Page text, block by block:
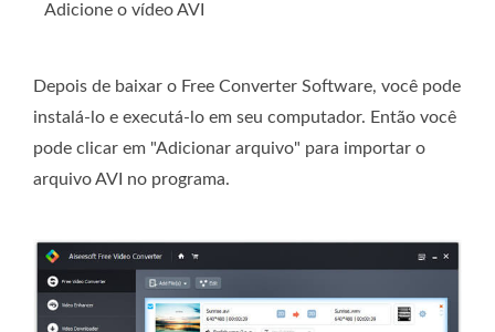
Adicione o vídeo AVI
Depois de baixar o Free Converter Software, você pode
instalá-lo e executá-lo em seu computador. Então você
pode clicar em "Adicionar arquivo" para importar o
arquivo AVI no programa.